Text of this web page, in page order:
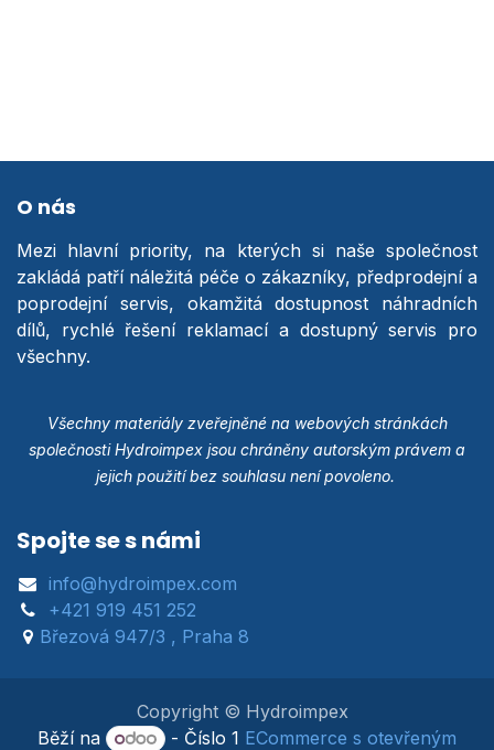
O nás
Mezi hlavní priority, na kterých si naše společnost
zakládá patří náležitá péče o zákazníky, předprodejní a
poprodejní servis, okamžitá dostupnost náhradních
dílů, rychlé řešení reklamací a dostupný servis pro
všechny.
Všechny materiály zveřejněné na webových stránkách
společnosti Hydroimpex jsou chráněny autorským právem a
jejich použití bez souhlasu není povoleno.
Spojte se s námi
info@hydroimpex.com
+421 919 451 252
Březová 947/3 , Praha 8
Copyright © Hydroimpex
Běží na
- Číslo 1 ECommerce s otevřeným